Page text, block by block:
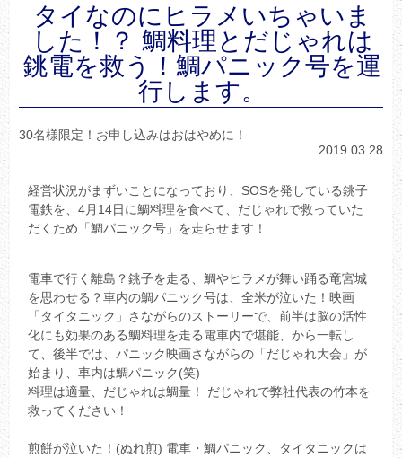
タイなのにヒラメいちゃいま
した！？ 鯛料理とだじゃれは
銚電を救う！鯛パニック号を運
行します。
30名様限定！お申し込みはおはやめに！
2019.03.28
経営状況がまずいことになっており、SOSを発している銚子
電鉄を、4月14日に鯛料理を食べて、だじゃれで救っていた
だくため「鯛パニック号」を走らせます！
電車で行く離島？銚子を走る、鯛やヒラメが舞い踊る竜宮城
を思わせる？車内の鯛パニック号は、全米が泣いた！映画
「タイタニック」さながらのストーリーで、前半は脳の活性
化にも効果のある鯛料理を走る電車内で堪能、から一転し
て、後半では、パニック映画さながらの「だじゃれ大会」が
始まり、車内は鯛パニック(笑)
料理は適量、だじゃれは鯛量！ だじゃれで弊社代表の竹本を
救ってください！
煎餅が泣いた！(ぬれ煎) 電車・鯛パニック、タイタニックは